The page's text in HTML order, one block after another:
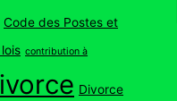
Code des Postes et
contribution à
Divorce